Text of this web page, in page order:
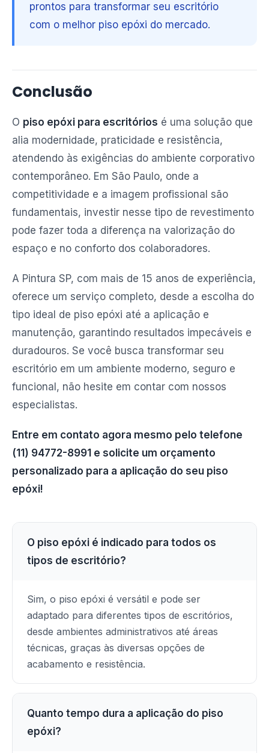
prontos para transformar seu escritório
com o melhor piso epóxi do mercado.
Conclusão
O piso epóxi para escritórios é uma solução que
alia modernidade, praticidade e resistência,
atendendo às exigências do ambiente corporativo
contemporâneo. Em São Paulo, onde a
competitividade e a imagem profissional são
fundamentais, investir nesse tipo de revestimento
pode fazer toda a diferença na valorização do
espaço e no conforto dos colaboradores.
A Pintura SP, com mais de 15 anos de experiência,
oferece um serviço completo, desde a escolha do
tipo ideal de piso epóxi até a aplicação e
manutenção, garantindo resultados impecáveis e
duradouros. Se você busca transformar seu
escritório em um ambiente moderno, seguro e
funcional, não hesite em contar com nossos
especialistas.
Entre em contato agora mesmo pelo telefone
(11) 94772-8991 e solicite um orçamento
personalizado para a aplicação do seu piso
epóxi!
O piso epóxi é indicado para todos os
tipos de escritório?
Sim, o piso epóxi é versátil e pode ser
adaptado para diferentes tipos de escritórios,
desde ambientes administrativos até áreas
técnicas, graças às diversas opções de
acabamento e resistência.
Quanto tempo dura a aplicação do piso
epóxi?